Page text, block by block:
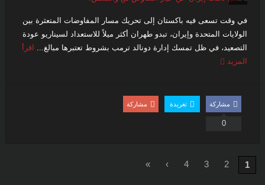
في وقت تسعى فيه باكستان إلى تحريك مسار المفاوضات المتعثرة بين
الولايات المتحدة وإيران، تبدو طهران أكثر ميلاً للاستعداد لسيناريو عودة
التصعيد، في ظل تمسك إدارة دونالد ترمب بشروط تعتبرها مبالغ... اقرأ
المزيد
مشاركة
0
تغريدة مشاركة
1
2
3
4
›
»